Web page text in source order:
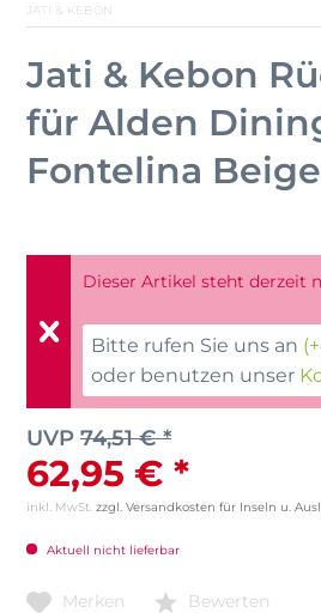
JATI & KEBON
Jati & Kebon
für Alden
Fontelina Beige
Dieser Artikel steht derzeit
Bitte rufen Sie uns an
oder benutzen unser
UVP 74,51 € *
62,95 € *
inkl. MwSt. zzgl. Versandkosten für Inseln u.
Aktuell nicht lieferbar
Merken Bewerten